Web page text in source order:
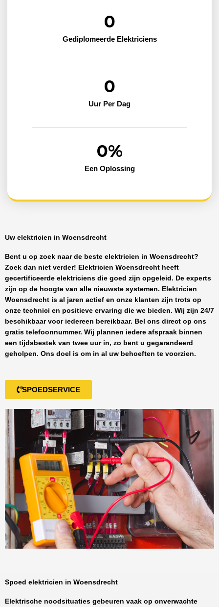
Gediplomeerde Elektriciens
0
Uur Per Dag
0
Een Oplossing
0%
Uw elektricien in Woensdrecht
Bent u op zoek naar de beste elektricien in Woensdrecht?
Zoek dan niet verder! Elektricien Woensdrecht heeft
gecertificeerde elektriciens die goed zijn opgeleid. De experts
zijn op de hoogte van alle nieuwste systemen. Elektricien
Woensdrecht is al jaren actief en onze klanten zijn trots op
onze technici en positieve ervaring die we bieden. Wij zijn 24/7
beschikbaar voor iedereen bereikbaar. Bel ons direct op ons
gratis telefoonnummer. Wij plannen iedere afspraak binnen
een tijdsbestek van twee uur in, zo bent u gegarandeerd
geholpen. Ons doel is om in al uw behoeften te voorzien.
SPOEDSERVICE
Spoed elektricien in Woensdrecht
Elektrische noodsituaties gebeuren vaak op onverwachte